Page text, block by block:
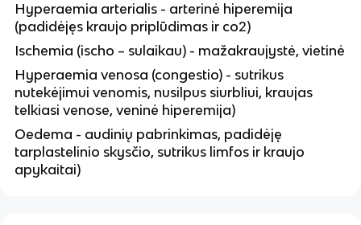
Hyperaemia arterialis - arterinė hiperemija
(padidėjęs kraujo priplūdimas ir co2)
Ischemia (ischo – sulaikau) - mažakraujystė, vietinė
Hyperaemia venosa (congestio) - sutrikus
nutekėjimui venomis, nusilpus siurbliui, kraujas
telkiasi venose, veninė hiperemija)
Oedema - audinių pabrinkimas, padidėję
tarplastelinio skysčio, sutrikus limfos ir kraujo
apykaitai)